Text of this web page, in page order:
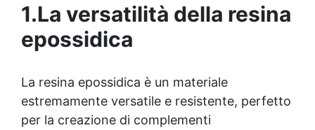
1.La versatilità della resina
epossidica
La resina epossidica è un materiale
estremamente versatile e resistente, perfetto
per la creazione di complementi